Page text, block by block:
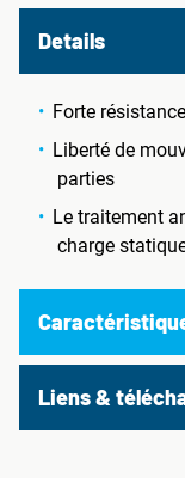
Details
Forte
Liberté de
parties
Le traitement
charge
Liens &